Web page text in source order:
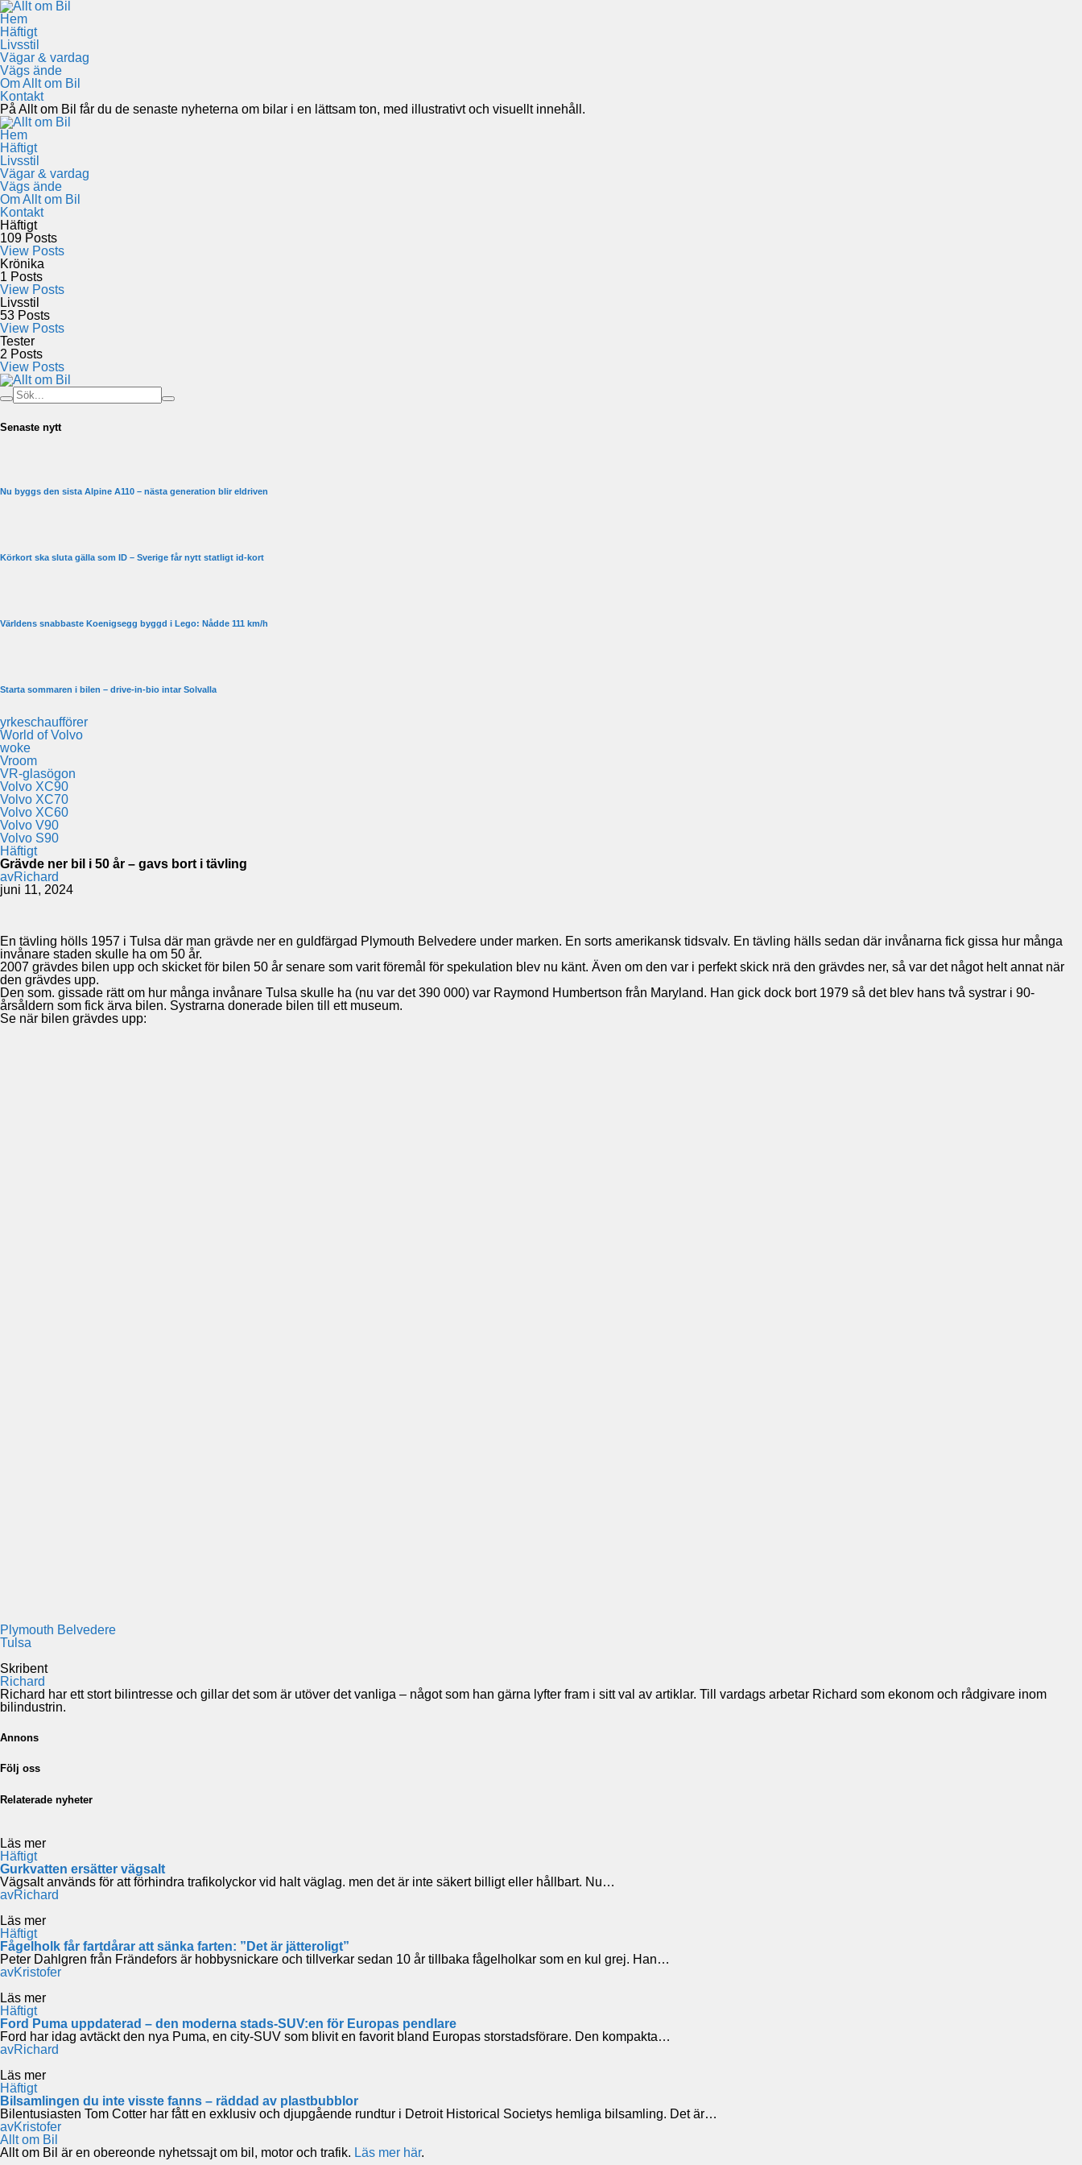
Hem
Häftigt
Livsstil
Vägar & vardag
Vägs ände
Om Allt om Bil
Kontakt
På Allt om Bil får du de senaste nyheterna om bilar i en lättsam ton, med illustrativt och visuellt innehåll.
Hem
Häftigt
Livsstil
Vägar & vardag
Vägs ände
Om Allt om Bil
Kontakt
Häftigt
109 Posts
View Posts
Krönika
1 Posts
View Posts
Livsstil
53 Posts
View Posts
Tester
2 Posts
View Posts
Senaste nytt
Nu byggs den sista Alpine A110 – nästa generation blir eldriven
Körkort ska sluta gälla som ID – Sverige får nytt statligt id-kort
Världens snabbaste Koenigsegg byggd i Lego: Nådde 111 km/h
Starta sommaren i bilen – drive-in-bio intar Solvalla
yrkeschaufförer
World of Volvo
woke
Vroom
VR-glasögon
Volvo XC90
Volvo XC70
Volvo XC60
Volvo V90
Volvo S90
Häftigt
Grävde ner bil i 50 år – gavs bort i tävling
avRichard
juni 11, 2024
En tävling hölls 1957 i Tulsa där man grävde ner en guldfärgad Plymouth Belvedere under marken. En sorts amerikansk tidsvalv. En tävling hälls sedan där invånarna fick gissa hur många
invånare staden skulle ha om 50 år.
2007 grävdes bilen upp och skicket för bilen 50 år senare som varit föremål för spekulation blev nu känt. Även om den var i perfekt skick nrä den grävdes ner, så var det något helt annat när
den grävdes upp.
Den som. gissade rätt om hur många invånare Tulsa skulle ha (nu var det 390 000) var Raymond Humbertson från Maryland. Han gick dock bort 1979 så det blev hans två systrar i 90-
årsåldern som fick ärva bilen. Systrarna donerade bilen till ett museum.
Se när bilen grävdes upp:
Plymouth Belvedere
Tulsa
Skribent
Richard
Richard har ett stort bilintresse och gillar det som är utöver det vanliga – något som han gärna lyfter fram i sitt val av artiklar. Till vardags arbetar Richard som ekonom och rådgivare inom
bilindustrin.
Annons
Följ oss
Relaterade nyheter
Läs mer
Häftigt
Gurkvatten ersätter vägsalt
Vägsalt används för att förhindra trafikolyckor vid halt väglag. men det är inte säkert billigt eller hållbart. Nu…
avRichard
Läs mer
Häftigt
Fågelholk får fartdårar att sänka farten: ”Det är jätteroligt”
Peter Dahlgren från Frändefors är hobbysnickare och tillverkar sedan 10 år tillbaka fågelholkar som en kul grej. Han…
avKristofer
Läs mer
Häftigt
Ford Puma uppdaterad – den moderna stads-SUV:en för Europas pendlare
Ford har idag avtäckt den nya Puma, en city-SUV som blivit en favorit bland Europas storstadsförare. Den kompakta…
avRichard
Läs mer
Häftigt
Bilsamlingen du inte visste fanns – räddad av plastbubblor
Bilentusiasten Tom Cotter har fått en exklusiv och djupgående rundtur i Detroit Historical Societys hemliga bilsamling. Det är…
avKristofer
Allt om Bil
Allt om Bil är en obereonde nyhetssajt om bil, motor och trafik. Läs mer här.